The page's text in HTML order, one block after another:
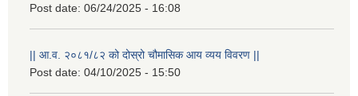
Post date: 06/24/2025 - 16:08
|| आ.व. २०८१/८२ को दोस्रो चौमासिक आय व्यय विवरण ||
Post date: 04/10/2025 - 15:50